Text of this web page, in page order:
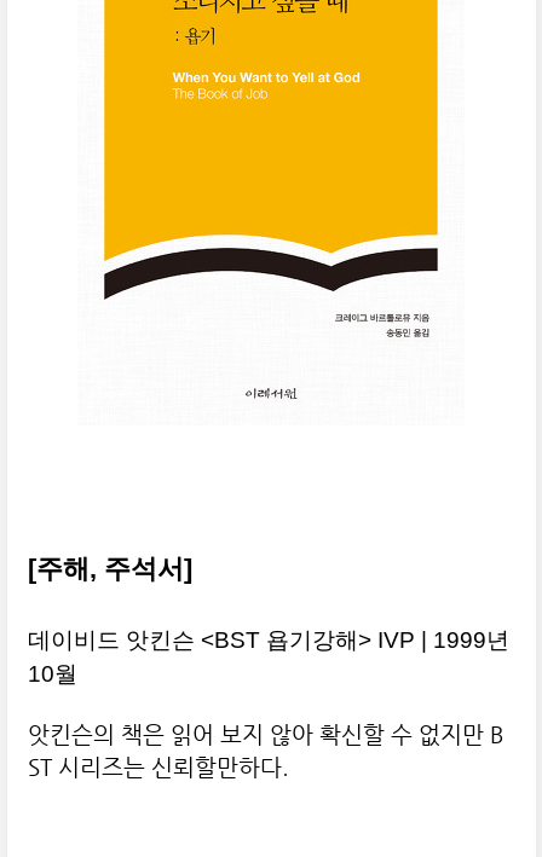
[주해, 주석서]
데이비드 앗킨슨 <BST 욥기강해> IVP | 1999년
10월
앗킨슨의 책은 읽어 보지 않아 확신할 수 없지만 B
ST 시리즈는 신뢰할만하다.